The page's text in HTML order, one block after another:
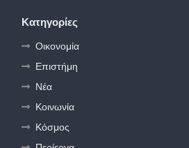
Κατηγορίες
Οικονομία
Επιστήμη
Νέα
Κοινωνία
Κόσμος